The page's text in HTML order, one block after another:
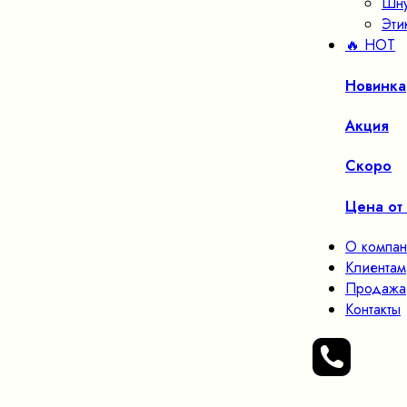
🔥 HOT
Новинка
Акция
Скоро
Цена
О
Клиентам
Продажа
Контакты